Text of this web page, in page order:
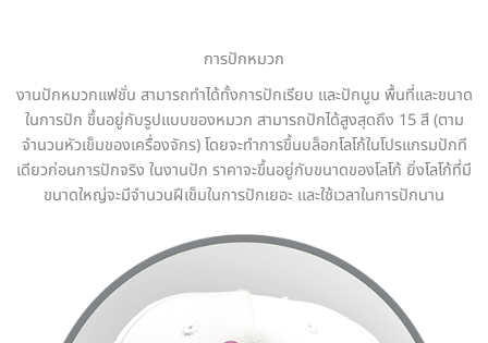
การปักหมวก
งานปักหมวกแฟชั่น สามารถทำได้ทั้งการปักเรียบ และปักนูน พื้นที่และขนาด
ในการปัก ขึ้นอยู่กับรูปแบบของหมวก สามารถปักได้สูงสุดถึง 15 สี (ตาม
จำนวนหัวเข็มของเครื่องจักร) โดยจะทำการขึ้นบล็อกโลโก้ในโปรแกรมปักที
เดียวก่อนการปักจริง ในงานปัก ราคาจะขึ้นอยู่กับขนาดของโลโก้ ยิ่งโลโก้ที่มี
ขนาดใหญ่จะมีจำนวนฝีเข็มในการปักเยอะ และใช้เวลาในการปักนาน